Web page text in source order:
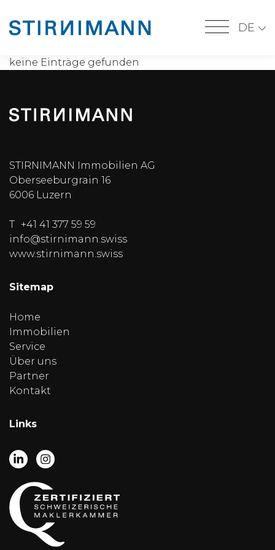
DE
keine Einträge gefunden
STIRNIMANN Immobilien AG
Oberseeburgrain 16
6006 Luzern
T +41 41 377 59 59
info@stirnimann.swiss
www.stirnimann.swiss
Sitemap
Home
Immobilien
Service
Über uns
Partner
Kontakt
Links